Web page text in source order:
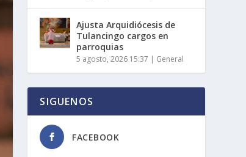
Ajusta Arquidiócesis de
Tulancingo cargos en
parroquias
5 agosto, 2026 15:37 | General
SIGUENOS
FACEBOOK